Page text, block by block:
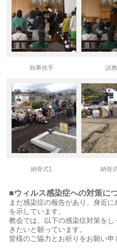
執事按手 説教
納骨式1 納骨
■ウィルス感染症への対策に
まだ感染症の報告があり、身近
を示しています。
教会では、以下の感染症対策を
きたいと願っています。
皆様のご協力とお祈りをお願い申